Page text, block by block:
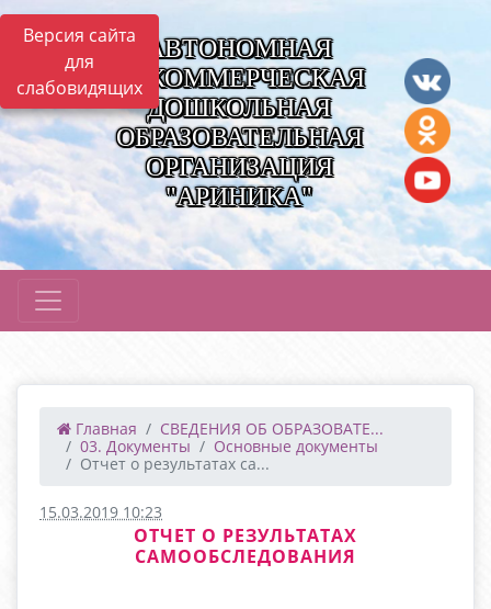
Версия сайта
для
слабовидящих
АВТОНОМНАЯ
НЕКОММЕРЧЕСКАЯ
ДОШКОЛЬНАЯ
ОБРАЗОВАТЕЛЬНАЯ
ОРГАНИЗАЦИЯ
"АРИНИКА"
Главная
СВЕДЕНИЯ ОБ ОБРАЗОВАТЕ...
03. Документы
Основные документы
Отчет о результатах са...
15.03.2019 10:23
ОТЧЕТ О РЕЗУЛЬТАТАХ
САМООБСЛЕДОВАНИЯ